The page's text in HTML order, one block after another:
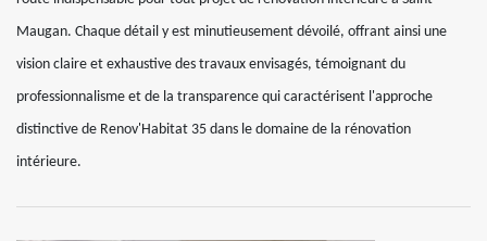
Maugan. Chaque détail y est minutieusement dévoilé, offrant ainsi une
vision claire et exhaustive des travaux envisagés, témoignant du
professionnalisme et de la transparence qui caractérisent l'approche
distinctive de Renov'Habitat 35 dans le domaine de la rénovation
intérieure.